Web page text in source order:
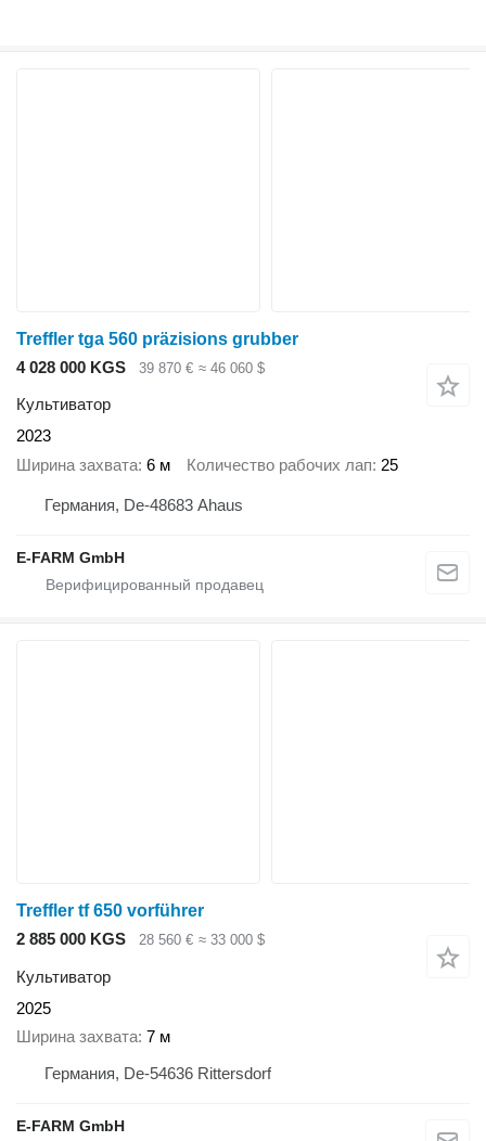
Treffler tga 560 präzisions grubber
4 028 000 KGS
39 870 € ≈ 46 060 $
Культиватор
2023
Ширина захвата 6 м Количество рабочих лап 25
Германия, De-48683 Ahaus
E-FARM GmbH
Treffler tf 650 vorführer
2 885 000 KGS
28 560 € ≈ 33 000 $
Культиватор
2025
Ширина захвата 7 м
Германия, De-54636 Rittersdorf
E-FARM GmbH